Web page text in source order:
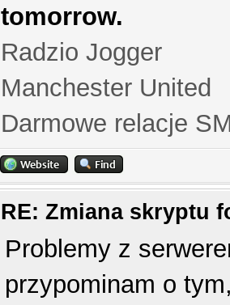
tomorrow.
Radzio Jogger
Manchester United
Darmowe relacje
RE: Zmiana skryptu
Problemy z
przypominam o